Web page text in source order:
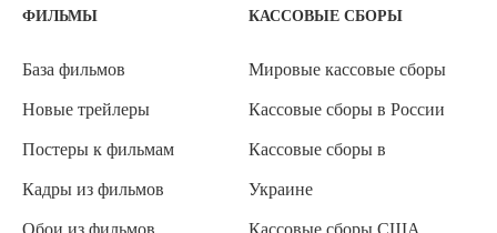
ФИЛЬМЫ
База фильмов
Новые трейлеры
Постеры к фильмам
Кадры из фильмов
Обои из фильмов
КАССОВЫЕ СБОРЫ
Мировые кассовые сборы
Кассовые сборы в России
Кассовые сборы в
Украине
Кассовые сборы США